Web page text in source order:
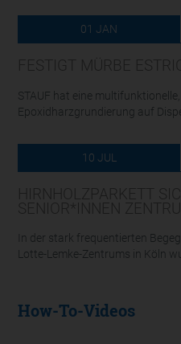
01 JAN
STAUF hat eine
Epoxidharzgrundierung auf
10 JUL
In der stark frequentierten
Lotte-Lemke-Zentrums in Köln
How-To-Videos